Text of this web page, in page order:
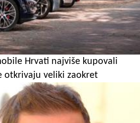
Hrvati najviše kupovali
otkrivaju veliki zaokret